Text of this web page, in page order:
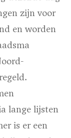
zijn voor
en worden
lange lijsten
is er een